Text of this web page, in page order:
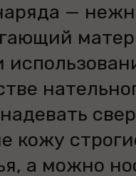
—
кожу
а можно